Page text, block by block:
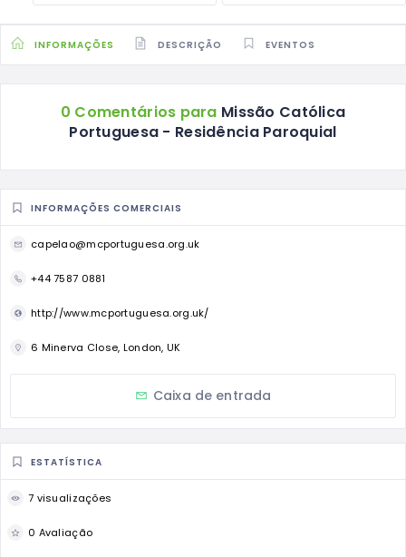
INFORMAÇÕES DESCRIÇÃO EVENTOS
0 Comentários para Missão Católica
Portuguesa - Residência Paroquial
INFORMAÇÕES COMERCIAIS
capelao@mcportuguesa.org.uk
+44 7587 0881
http://www.mcportuguesa.org.uk/
6 Minerva Close, London, UK
Caixa de entrada
ESTATÍSTICA
7 visualizações
0 Avaliação